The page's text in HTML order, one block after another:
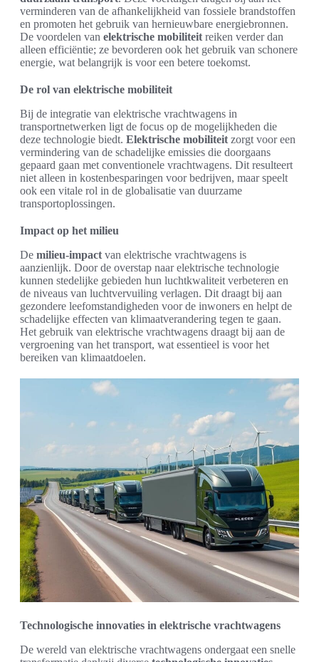
verminderen van de afhankelijkheid van fossiele brandstoffen
en promoten het gebruik van hernieuwbare energiebronnen.
De voordelen van elektrische mobiliteit reiken verder dan
alleen efficiëntie; ze bevorderen ook het gebruik van schonere
energie, wat belangrijk is voor een betere toekomst.
De rol van elektrische mobiliteit
Bij de integratie van elektrische vrachtwagens in
transportnetwerken ligt de focus op de mogelijkheden die
deze technologie biedt. Elektrische mobiliteit zorgt voor een
vermindering van de schadelijke emissies die doorgaans
gepaard gaan met conventionele vrachtwagens. Dit resulteert
niet alleen in kostenbesparingen voor bedrijven, maar speelt
ook een vitale rol in de globalisatie van duurzame
transportoplossingen.
Impact op het milieu
De milieu-impact van elektrische vrachtwagens is
aanzienlijk. Door de overstap naar elektrische technologie
kunnen stedelijke gebieden hun luchtkwaliteit verbeteren en
de niveaus van luchtvervuiling verlagen. Dit draagt bij aan
gezondere leefomstandigheden voor de inwoners en helpt de
schadelijke effecten van klimaatverandering tegen te gaan.
Het gebruik van elektrische vrachtwagens draagt bij aan de
vergroening van het transport, wat essentieel is voor het
bereiken van klimaatdoelen.
Technologische innovaties in elektrische vrachtwagens
De wereld van elektrische vrachtwagens ondergaat een snelle